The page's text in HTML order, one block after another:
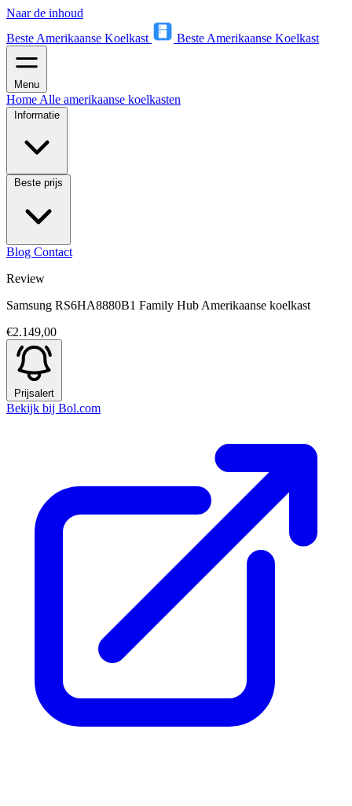
Naar de inhoud
Beste Amerikaanse Koelkast
Beste Amerikaanse Koelkast
Menu
Home Alle amerikaanse koelkasten
Informatie
Beste prijs
Blog Contact
Review
Samsung RS6HA8880B1 Family Hub Amerikaanse koelkast
€2.149,00
Prijsalert
Bekijk bij Bol.com